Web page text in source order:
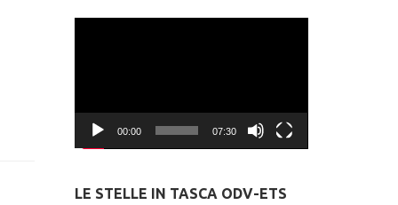
00:00 07:30
LE STELLE IN TASCA ODV-ETS